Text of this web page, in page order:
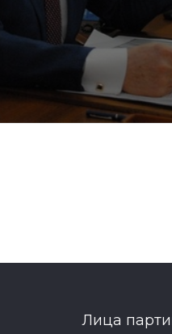
Лица